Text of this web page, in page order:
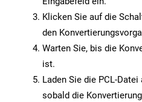
Klicken Sie auf die
den
Warten Sie, bis die
ist.
Laden Sie die PCL-
sobald die